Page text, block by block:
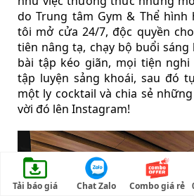
do Trung tâm Gym & Thể hình
tôi mở cửa 24/7, độc quyền
tiên nâng tạ, chạy bộ buổi sáng
bài tập kéo giãn, mọi tiện nghi
tập luyện sảng khoái, sau đó
một ly cocktail và chia sẻ
vời đó lên Instagram!
Tải báo giá Chat Zalo Combo giá rẻ